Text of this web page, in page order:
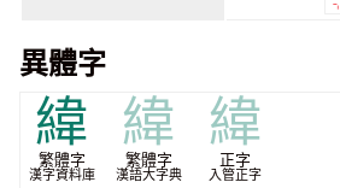
異體字
緯
繁體字
漢字資料庫
緯
繁體字
漢語大字典
緯
正字
入管正字